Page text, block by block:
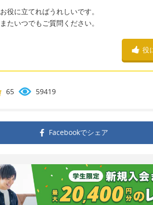
お役に立てればうれしいです。
またいつでもご質問ください。
役
65 59419
Facebookでシェア